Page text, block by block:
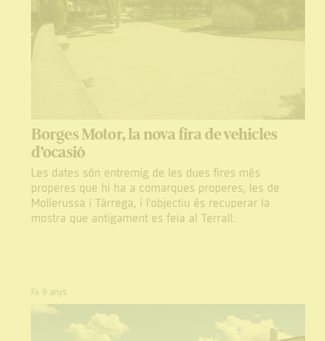
Borges Motor, la nova fira de vehicles
d’ocasió
Les dates són entremig de les dues fires més
properes que hi ha a comarques properes, les de
Mollerussa i Tàrrega, i l'objectiu és recuperar la
mostra que antigament es feia al Terrall.
Fa 9 anys